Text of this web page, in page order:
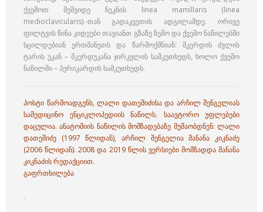
ქვემოთ მეშვიდე ნეკნის linea mamillaris (linea
medioclavicularis).-თან გადაკვეთის ადგილამდე. ორივე
ფილტვის წინა კიდეები თავიანთ გზაზე ზემო და ქვემო ნაწილებში
სცილდებიან ერთმანეთს და წარმოქმნიან: მკერდის ძვლის
ტარის უკან – მკერდუკანა ჯირკვლის სამკუთხედს, ხოლო ქვემო
ნაწილში – პერიკარდის სამკუთხედს.
პოსტი წარმოადგენს, ლალი დათეშიძისა და არჩილ შენგელიას
სამედიცინო ენციკლოპედიის ნაწილს. საავტორო უფლებები
დაცულია. ანატომიის ნაწილის მომზადებაზე მუშაობდნენ: ლალი
დათეშიძე (1997 წლიდან), არჩილ შენგელია მანანა კიკნაძე
(2006 წლიდან). 2008 და 2019 წლის ვერსიები მომზადდა მანანა
კიკნაძის რედაქციით.
გაფრთხილება
.